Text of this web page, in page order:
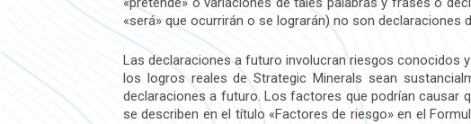
«será» que ocurrirán o se lograrán) no son
Las declaraciones a futuro involucran riesgos conocidos
los logros reales de Strategic Minerals sean
declaraciones a futuro. Los factores que podrían causar
se describen en el título «Factores de riesgo» en el